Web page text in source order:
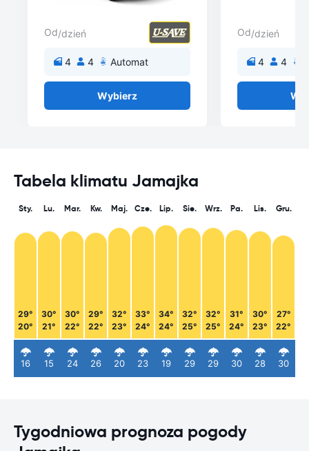
Od/dzień
4 4 Automat
Wybierz
Od/dzień
4 4
Tabela klimatu Jamajka
Sty.
29°
20°
16
Lu.
30°
21°
15
Mar.
30°
22°
24
Kw.
29°
22°
26
Maj.
32°
23°
20
Cze.
33°
24°
23
Lip.
34°
24°
19
Sie.
32°
25°
29
Wrz.
32°
25°
29
Pa.
31°
24°
30
Lis.
30°
23°
28
Gru.
27°
22°
30
Tygodniowa prognoza pogody